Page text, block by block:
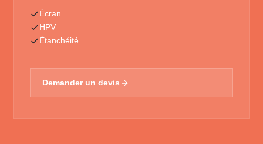
Écran
HPV
Étanchéité
Demander un devis